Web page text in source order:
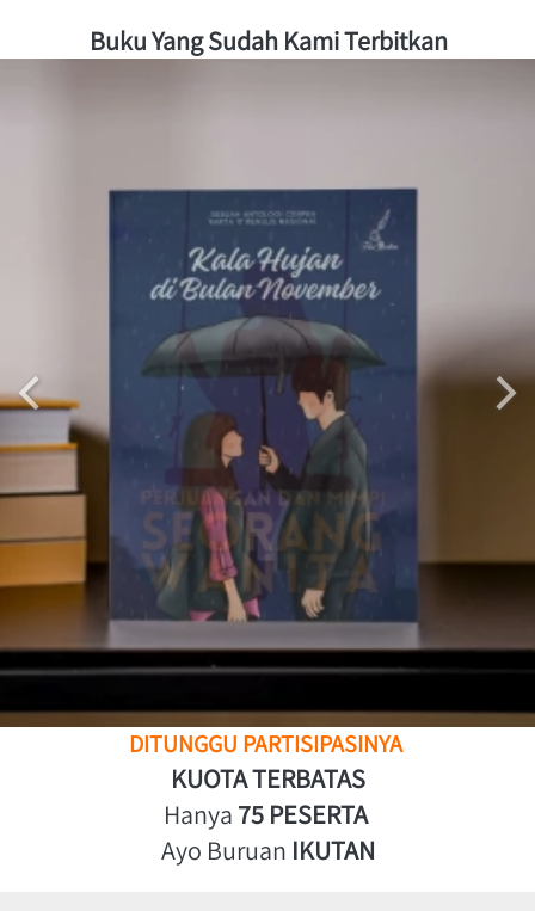
Buku Yang Sudah Kami Terbitkan
DITUNGGU PARTISIPASINYA
KUOTA TERBATAS
Hanya 75 PESERTA
Ayo Buruan IKUTAN